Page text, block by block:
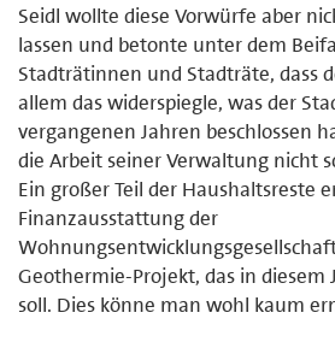
Seidl wollte diese Vorwürfe aber
lassen und betonte unter dem
Stadträtinnen und Stadträte, dass
allem das widerspiegle, was der
vergangenen Jahren beschlossen
die Arbeit seiner Verwaltung nicht
Ein großer Teil der Haushaltsreste
Finanzausstattung der
Geothermie-Projekt, das in diesem
soll. Dies könne man wohl kaum